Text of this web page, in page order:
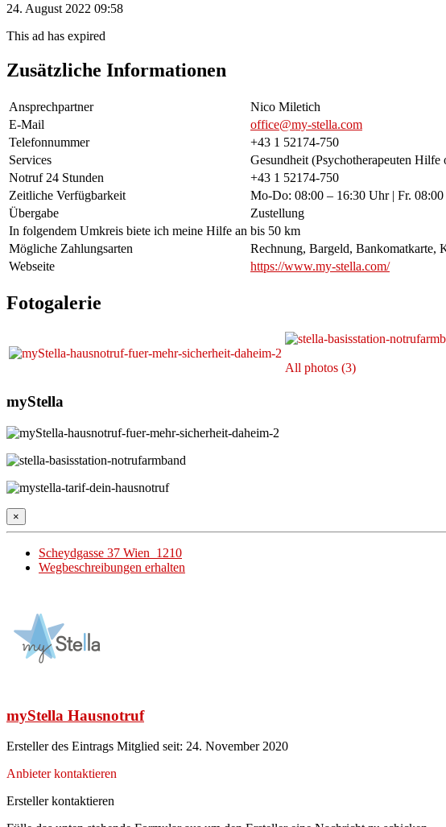
24. August 2022 09:58
This ad has expired
Zusätzliche Informationen
Ansprechpartner
Nico Miletich
E-Mail
office@my-stella.com
Telefonnummer
+43 1 52174-750
Services
Gesundheit (Psychotherapeuten
Notruf 24 Stunden
+43 1 52174-750
Zeitliche Verfügbarkeit
Mo-Do: 08:00 – 16:30 Uhr | Fr.
Übergabe
Zustellung
In folgendem Umkreis biete ich meine Hilfe an bis 50 km
Mögliche Zahlungsarten
Rechnung, Bargeld, Bankomatkarte,
Webseite
https://www.my-stella.com/
Fotogalerie
All photos (3)
myStella
×
Scheydgasse 37 Wien 1210
Wegbeschreibungen erhalten
myStella Hausnotruf
Ersteller des Eintrags Mitglied seit: 24. November 2020
Anbieter kontaktieren
Ersteller kontaktieren